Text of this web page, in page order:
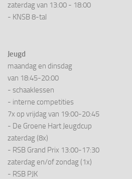
zaterdag van 13:00 - 18:00
- KNSB 8-tal
Jeugd
maandag en dinsdag
van 18:45-20:00
- schaaklessen
- interne competities
7x op vrijdag van 19:00-20:45
- De Groene Hart Jeugdcup
zaterdag (8x)
- RSB Grand Prix 13:00-17:30
zaterdag en/of zondag (1x)
- RSB PJK